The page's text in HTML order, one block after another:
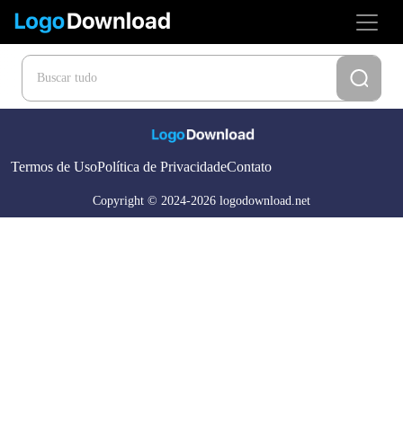
Termos de UsoPolítica de PrivacidadeContato
Copyright © 2024-2026 logodownload.net